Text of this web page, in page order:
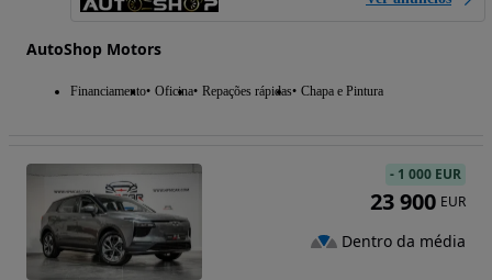
AutoShop Motors
Financiamento Oficina Repações rápidas Chapa e Pintura
- 1 000 EUR
23 900 EUR
Dentro da média